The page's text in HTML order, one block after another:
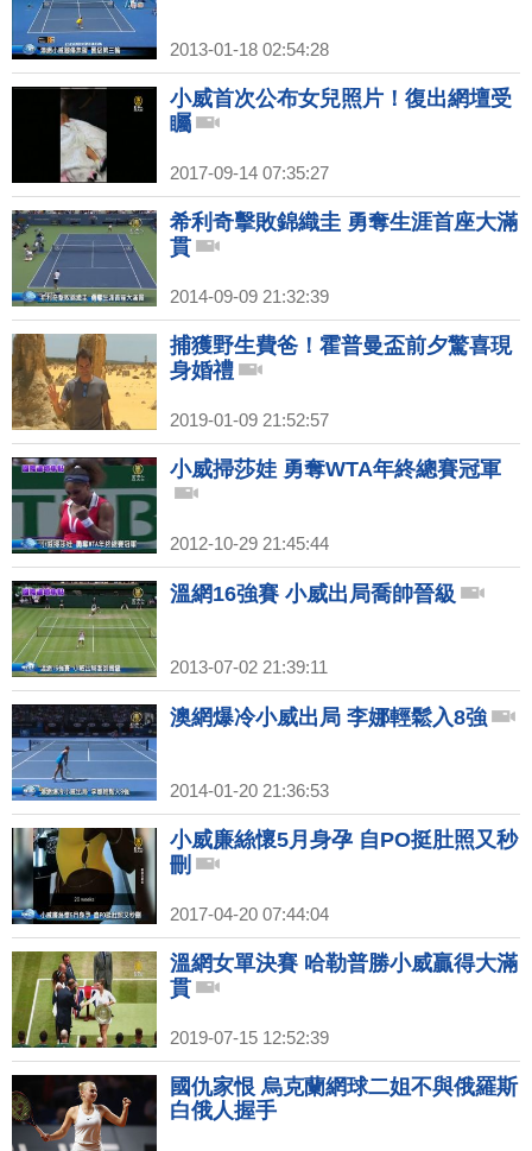
2013-01-18 02:54:28
小威首次公布女兒照片！復出網壇受
矚
2017-09-14 07:35:27
希利奇擊敗錦織圭 勇奪生涯首座大滿
貫
2014-09-09 21:32:39
捕獲野生費爸！霍普曼盃前夕驚喜現
身婚禮
2019-01-09 21:52:57
小威掃莎娃 勇奪WTA年終總賽冠軍
2012-10-29 21:45:44
溫網16強賽 小威出局喬帥晉級
2013-07-02 21:39:11
澳網爆冷小威出局 李娜輕鬆入8強
2014-01-20 21:36:53
小威廉絲懷5月身孕 自PO挺肚照又秒
刪
2017-04-20 07:44:04
溫網女單決賽 哈勒普勝小威贏得大滿
貫
2019-07-15 12:52:39
國仇家恨 烏克蘭網球二姐不與俄羅斯
白俄人握手